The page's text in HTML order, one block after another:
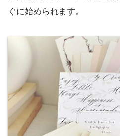
ぐに始められます。